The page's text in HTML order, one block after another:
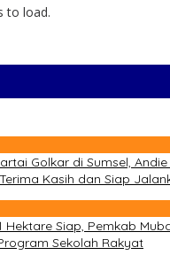
to load.
Golkar di Sumsel,
Kasih dan Siap
Hektare Siap, Pemkab
Sekolah Rakyat